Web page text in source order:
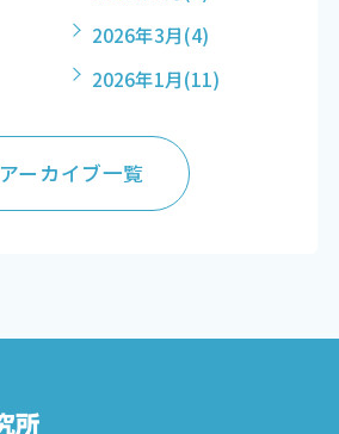
2026年3月(4)
2026年1月(11)
アーカイブ一覧